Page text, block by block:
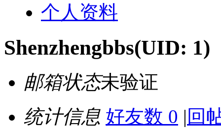
个人资料
Shenzhengbbs(UID: 1)
邮箱状态未验证
统计信息 好友数 0 | 回